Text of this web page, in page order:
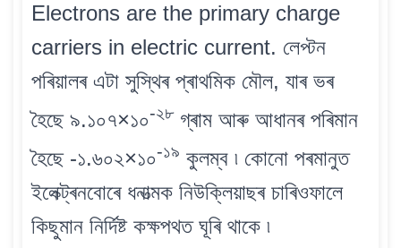
Electrons are the primary charge
carriers in electric current. লেপ্টন
পৰিয়ালৰ এটা সুস্থিৰ প্ৰাথমিক মৌল, যাৰ ভৰ
হৈছে ৯.১০৭×১০-২৮গ্ৰাম আৰু আধানৰ পৰিমান
হৈছে -১.৬০২×১০-১৯ কুলম্ব ৷ কোনো পৰমানুত
ইলেক্ট্ৰনবোৰে ধনাত্মক নিউক্লিয়াছৰ চাৰিওফালে
কিছুমান নিৰ্দিষ্ট কক্ষপথত ঘূৰি থাকে ৷